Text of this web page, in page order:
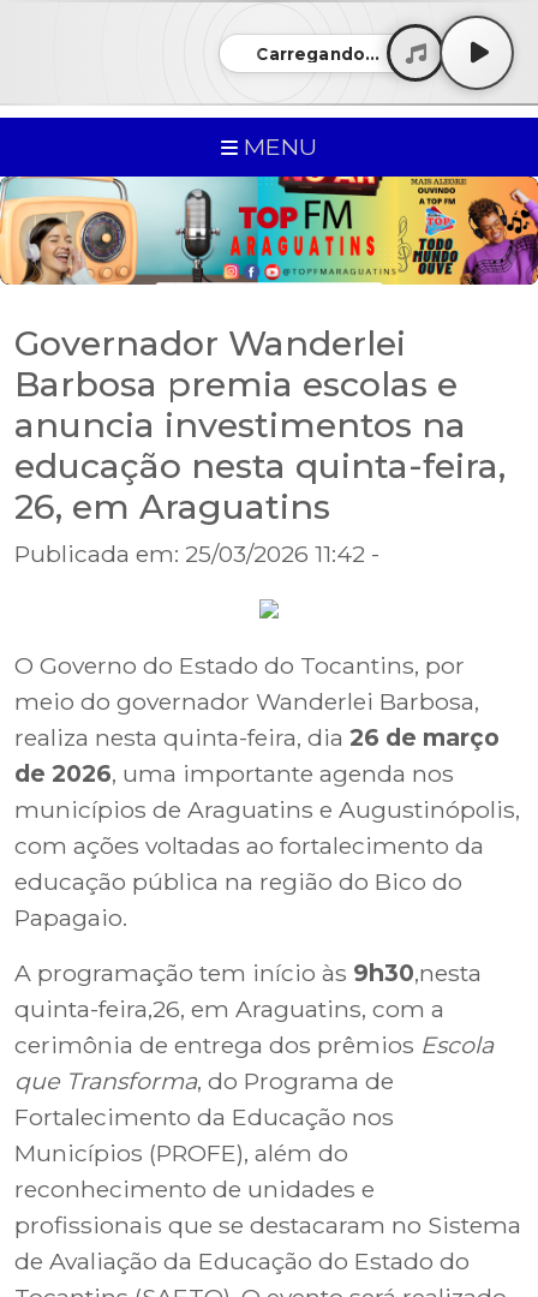
Carregando...
MENU
Governador Wanderlei
Barbosa premia escolas e
anuncia investimentos na
educação nesta quinta-feira,
26, em Araguatins
Publicada em: 25/03/2026 11:42 -
O Governo do Estado do Tocantins, por
meio do governador Wanderlei Barbosa,
realiza nesta quinta-feira, dia 26 de março
de 2026, uma importante agenda nos
municípios de Araguatins e Augustinópolis,
com ações voltadas ao fortalecimento da
educação pública na região do Bico do
Papagaio.
A programação tem início às 9h30,nesta
quinta-feira,26, em Araguatins, com a
cerimônia de entrega dos prêmios Escola
que Transforma, do Programa de
Fortalecimento da Educação nos
Municípios (PROFE), além do
reconhecimento de unidades e
profissionais que se destacaram no Sistema
de Avaliação da Educação do Estado do